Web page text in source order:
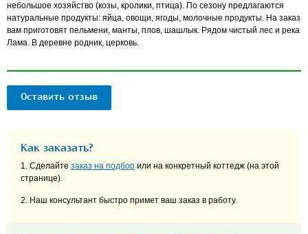
небольшое хозяйство (козы, кролики, птица). По сезону предлагаются
натуральные продукты: яйца, овощи, ягоды, молочные продукты. На заказ
вам приготовят пельмени, манты, плов, шашлык. Рядом чистый лес и река
Лама. В деревне родник, церковь.
Оставить отзыв
Как заказать?
1. Сделайте заказ на подбор или на конкретный коттедж (на этой
странице).
2. Наш консультант быстро примет ваш заказ в работу.